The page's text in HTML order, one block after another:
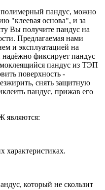
полимерный пандус, можно
"клеевая основа", и за
Вы получите пандус на
Предлагаемая нами
и эксплуатацией на
надёжно фиксирует пандус
пандус из ТЭП
поверхность -
снять защитную
пандус, прижав его
являются:
характеристиках.
который не скользит